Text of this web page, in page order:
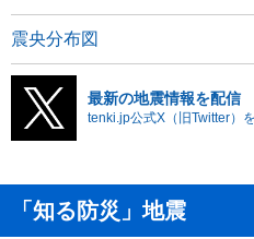
震央分布図
最新の地震情報を配信
tenki.jp公式X（旧Twitter）
「知る防災」地震